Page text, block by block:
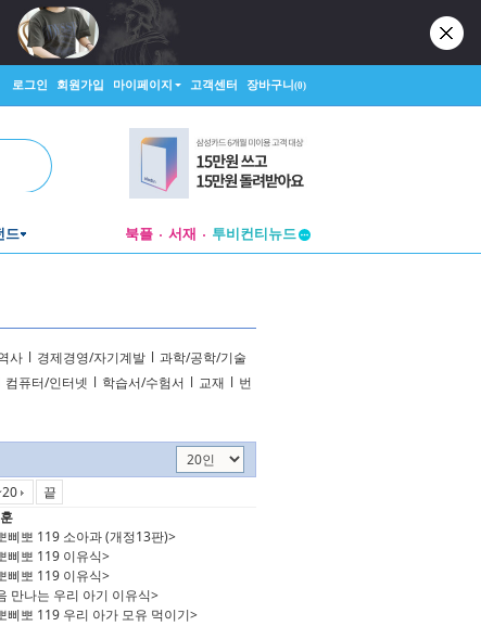
로그인 회원가입 마이페이지 고객센터 장바구니(0)
드 북플 서재
투비컨티뉴드
사 l 경제경영/자기계발 l 과학/공학/기술
컴퓨터/인터넷 l 학습서/수험서 l 교재 l 번
끝
삐뽀 119 소아과 (개정13판)>
삐뽀 119 이유식>
삐뽀 119 이유식>
만나는 우리 아기 이유식>
삐뽀 119 우리 아가 모유 먹이기>